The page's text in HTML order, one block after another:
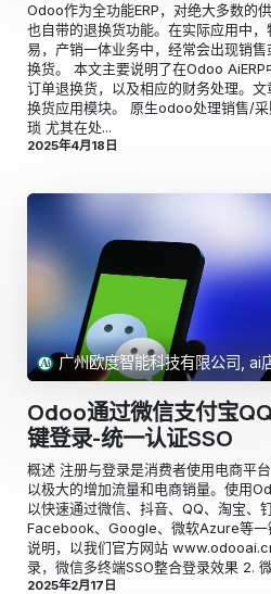
​Odoo作为全功能ERP，对绝大多数的
也自带的退换货功能。在实际应用中
易，产销一体业务中，经常会出现销
换货。 ​本文主要说明了在Odoo
订单退换货，以及相应的财务处理。
换货应用模块。 原生odoo处理销售/
琐 尤其在处...
2025年4月18日
广州欧度智能科技有限公司, ai
Odoo通过微信支付宝
键登录-统一认证SSO
概述 注册与登录是消费者使用电商平
以极大的增加流量和电商销量。使用
以快速通过微信、抖音、QQ、淘宝、
Facebook、Google、微软Azure等一
说明，以我们官方网站
录，微信多终端SSO整合登录效果 2.
2025年2月17日